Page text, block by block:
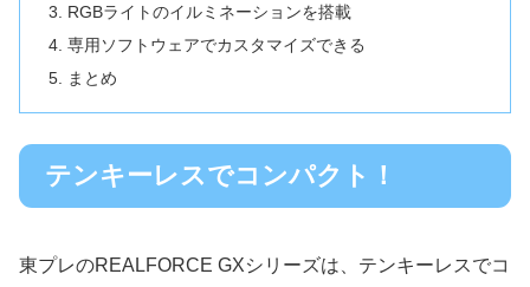
RGBライトのイルミネーションを搭載
専用ソフトウェアでカスタマイズできる
まとめ
テンキーレスでコンパクト！
東プレのREALFORCE GXシリーズは、テンキーレスでコ